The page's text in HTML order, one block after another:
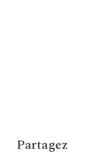
Partagez